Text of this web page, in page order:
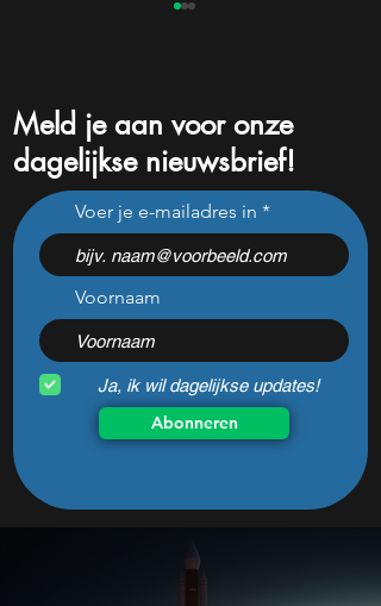
Bank of America kiest 3
aandelen die nu flink
kunnen stijgen
Meld je aan voor onze
dagelijkse nieuwsbrief!
Voer je e-mailadres in
Voornaam
Ja, ik wil dagelijkse updates!
Abonneren